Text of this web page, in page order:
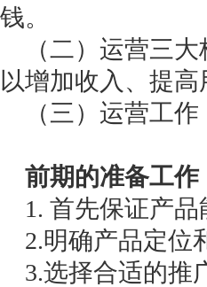
钱。
（二）运营三大
以增加收入、提高
（三）运营工作
前期的准备工作
1. 首先保证产品
2.明确产品定位
3.选择合适的推